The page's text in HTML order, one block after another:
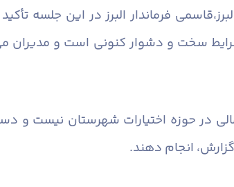
قاسمی فرماندار البرز در این جلسه
سخت و دشوار کنونی است و مدیران
در حوزه اختیارات شهرستان نیست و
انجام دهند.